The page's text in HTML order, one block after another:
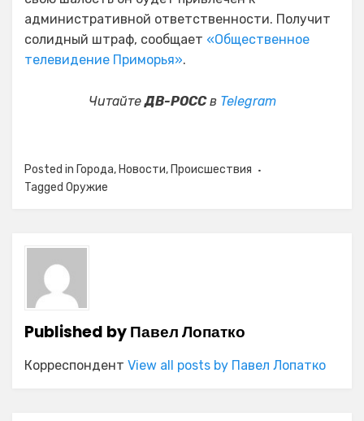
административной ответственности. Получит
солидный штраф, сообщает «Общественное
телевидение Приморья».
ЧитайтеДВ-РОССв Telegram
Posted in Города, Новости, Происшествия
Tagged Оружие
Published byПавел Лопатко
Корреспондент View all posts by Павел Лопатко